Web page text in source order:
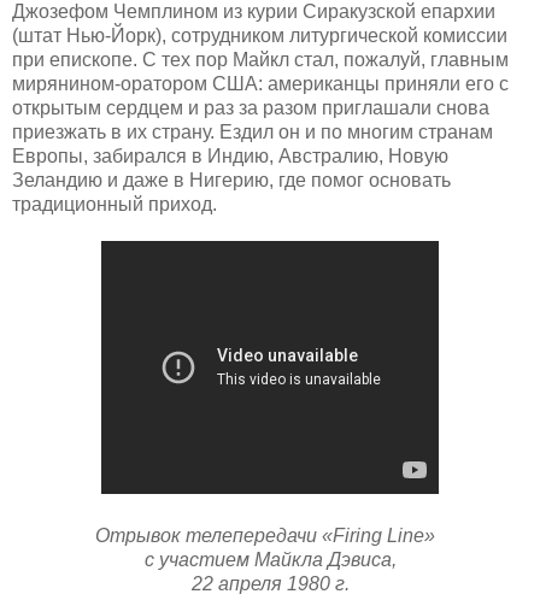
Джозефом Чемплином из курии Сиракузской епархии
(штат Нью-Йорк), сотрудником литургической комиссии
при епископе. С тех пор Майкл стал, пожалуй, главным
мирянином-оратором США: американцы приняли его с
открытым сердцем и раз за разом приглашали снова
приезжать в их страну. Ездил он и по многим странам
Европы, забирался в Индию, Австралию, Новую
Зеландию и даже в Нигерию, где помог основать
традиционный приход.
Отрывок телепередачи «Firing Line»
с участием Майкла Дэвиса,
22 апреля 1980 г.